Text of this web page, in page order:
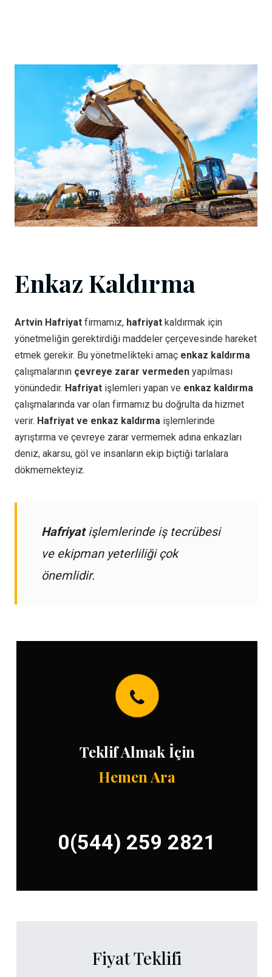
Enkaz Kaldırma
Artvin Hafriyat firmamız, hafriyat kaldırmak için
yönetmeliğin gerektirdiği maddeler çerçevesinde hareket
etmek gerekir. Bu yönetmelikteki amaç enkaz kaldırma
çalışmalarının çevreye zarar vermeden yapılması
yönündedir. Hafriyat işlemleri yapan ve enkaz kaldırma
çalışmalarında var olan firmamız bu doğrulta da hizmet
verir. Hafriyat ve enkaz kaldırma işlemlerinde
ayrıştırma ve çevreye zarar vermemek adına enkazları
deniz, akarsu, göl ve insanların ekip biçtiği tarlalara
dökmemekteyiz.
Hafriyatişlemlerinde iş tecrübesi
ve ekipman yeterliliği çok
önemlidir.
Teklif Almak İçin
Hemen Ara
0(544) 259 2821
Fiyat Teklifi